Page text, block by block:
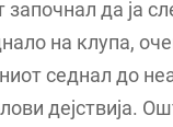
да ја
на клупа,
седнал до
дејствија.